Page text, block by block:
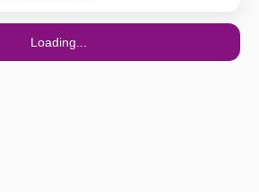
Loading...